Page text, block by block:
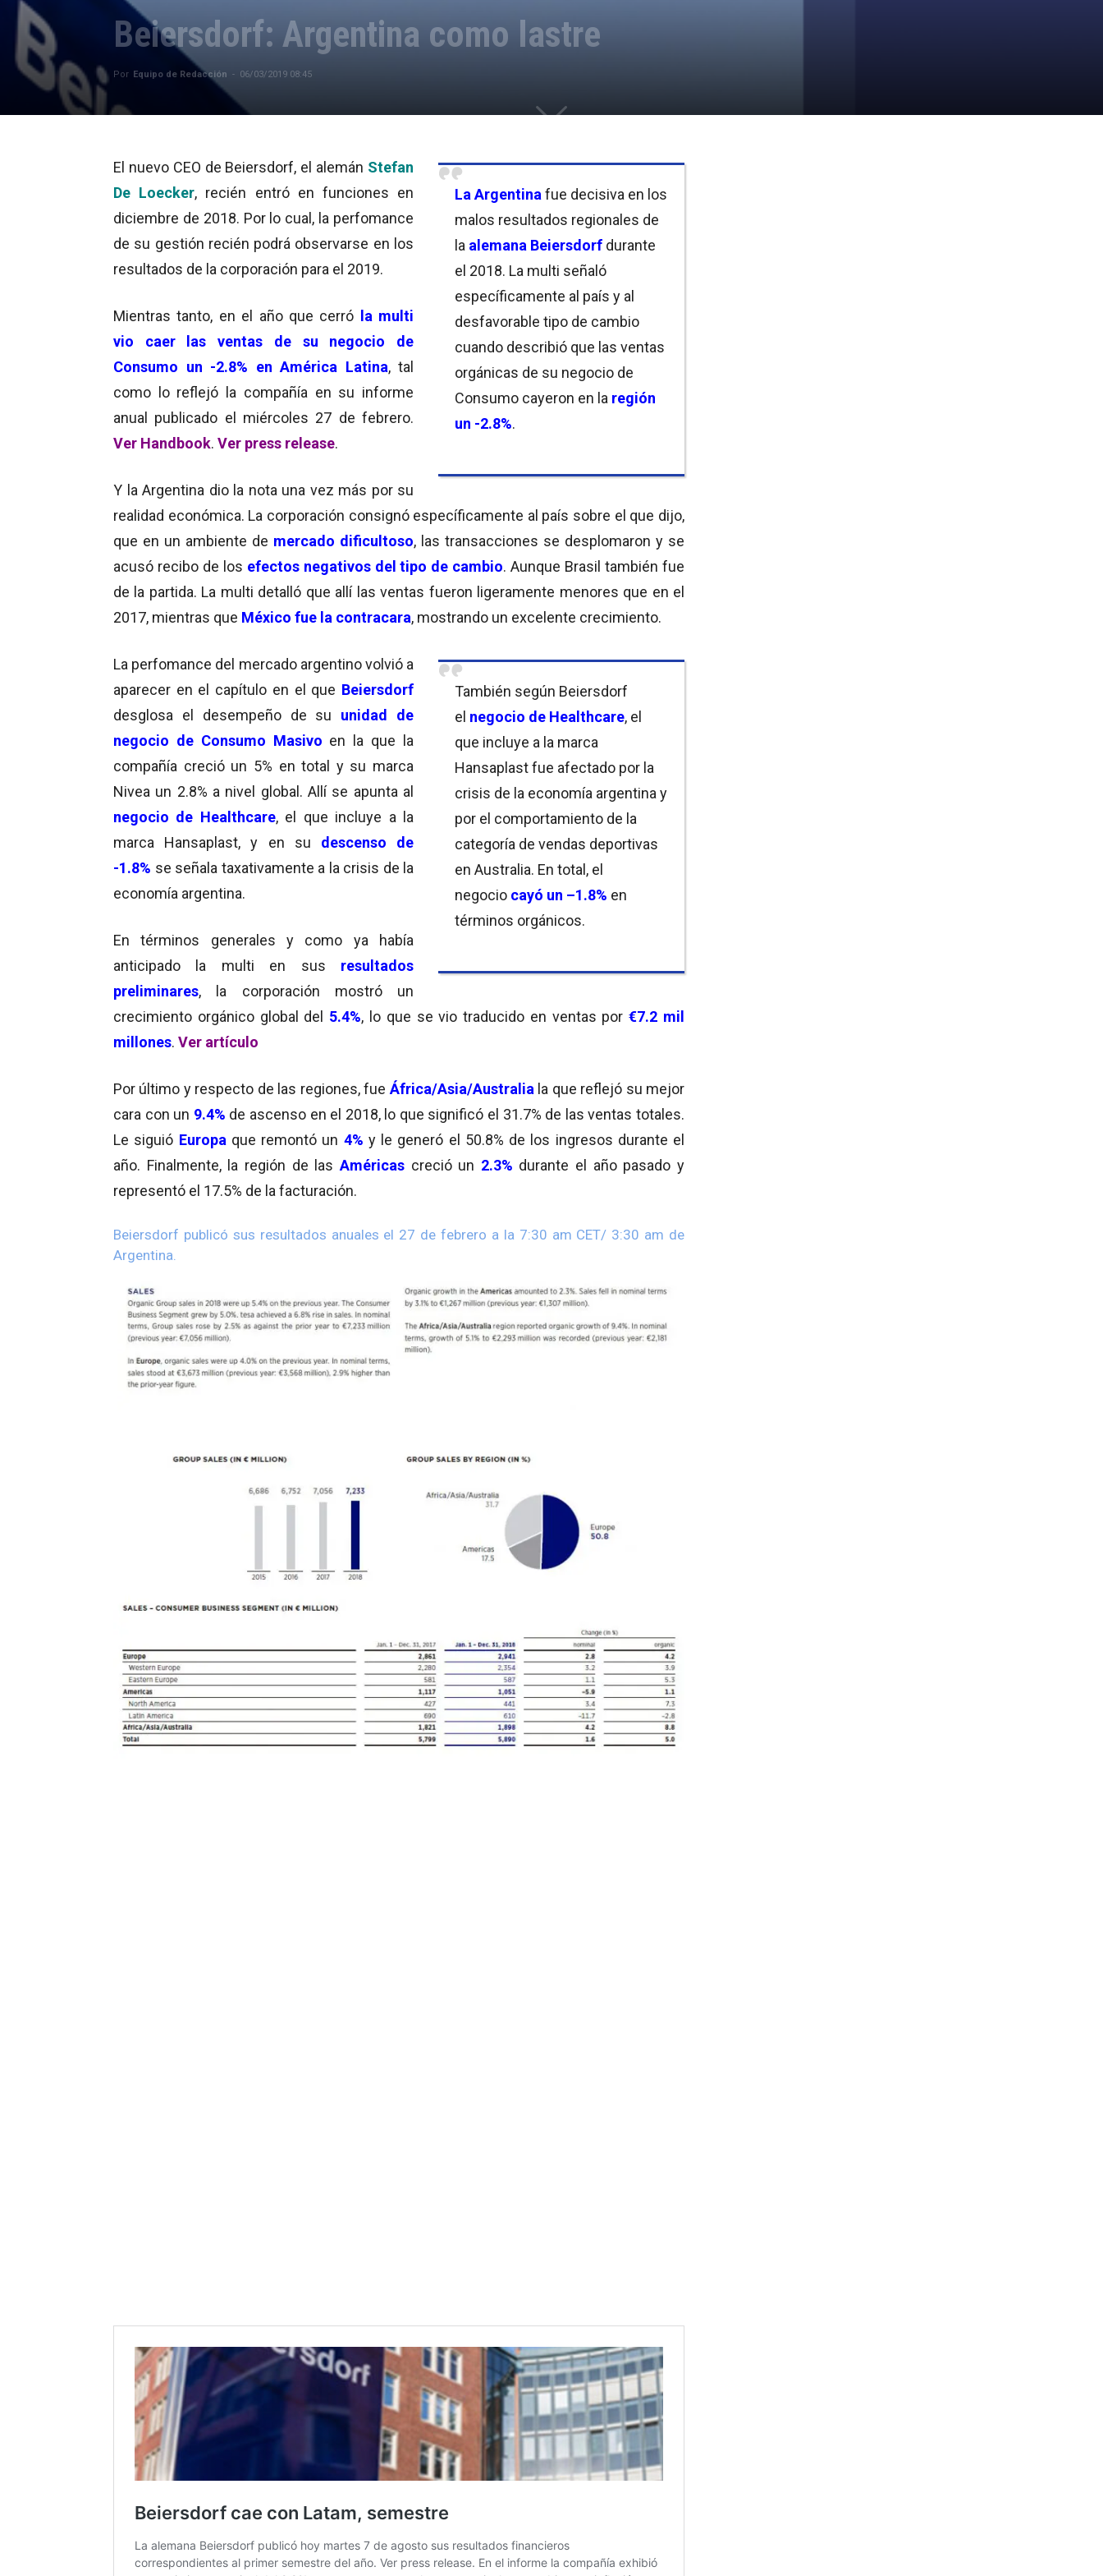
Beiersdorf: Argentina como lastre
Por Equipo de Redacción - 06/03/2019 08:45
La Argentina fue decisiva en los
malos resultados regionales de
la alemana Beiersdorf durante
el 2018. La multi señaló
específicamente al país y al
desfavorable tipo de cambio
cuando describió que las ventas
orgánicas de su negocio de
Consumo cayeron en la región
un -2.8%.
El nuevo CEO de Beiersdorf, el alemán Stefan
De Loecker, recién entró en funciones en
diciembre de 2018. Por lo cual, la perfomance
de su gestión recién podrá observarse en los
resultados de la corporación para el 2019.
Mientras tanto, en el año que cerró la multi
vio caer las ventas de su negocio de
Consumo un -2.8% en América Latina, tal
como lo reflejó la compañía en su informe
anual publicado el miércoles 27 de febrero.
Ver Handbook. Ver press release.
Y la Argentina dio la nota una vez más por su
realidad económica. La corporación consignó específicamente al país sobre el que dijo,
que en un ambiente de mercado dificultoso, las transacciones se desplomaron y se
acusó recibo de los efectos negativos del tipo de cambio. Aunque Brasil también fue
de la partida. La multi detalló que allí las ventas fueron ligeramente menores que en el
2017, mientras que México fue la contracara, mostrando un excelente crecimiento.
También según Beiersdorf
el negocio de Healthcare, el
que incluye a la marca
Hansaplast fue afectado por la
crisis de la economía argentina y
por el comportamiento de la
categoría de vendas deportivas
en Australia. En total, el
negocio cayó un –1.8% en
términos orgánicos.
La perfomance del mercado argentino volvió a
aparecer en el capítulo en el que Beiersdorf
desglosa el desempeño de su unidad de
negocio de Consumo Masivo en la que la
compañía creció un 5% en total y su marca
Nivea un 2.8% a nivel global. Allí se apunta al
negocio de Healthcare, el que incluye a la
marca Hansaplast, y en su descenso de
-1.8% se señala taxativamente a la crisis de la
economía argentina.
En términos generales y como ya había
anticipado la multi en sus resultados
preliminares, la corporación mostró un
crecimiento orgánico global del 5.4%, lo que se vio traducido en ventas por€7.2 mil
millones. Ver artículo
Por último y respecto de las regiones, fue África/Asia/Australia la que reflejó su mejor
cara con un 9.4% de ascenso en el 2018, lo que significó el 31.7% de las ventas totales.
Le siguió Europa que remontó un 4% y le generó el 50.8% de los ingresos durante el
año. Finalmente, la región de las Américas creció un 2.3% durante el año pasado y
representó el 17.5% de la facturación.
Beiersdorf publicó sus resultados anuales el 27 de febrero a la 7:30 am CET/ 3:30 am de
Argentina.